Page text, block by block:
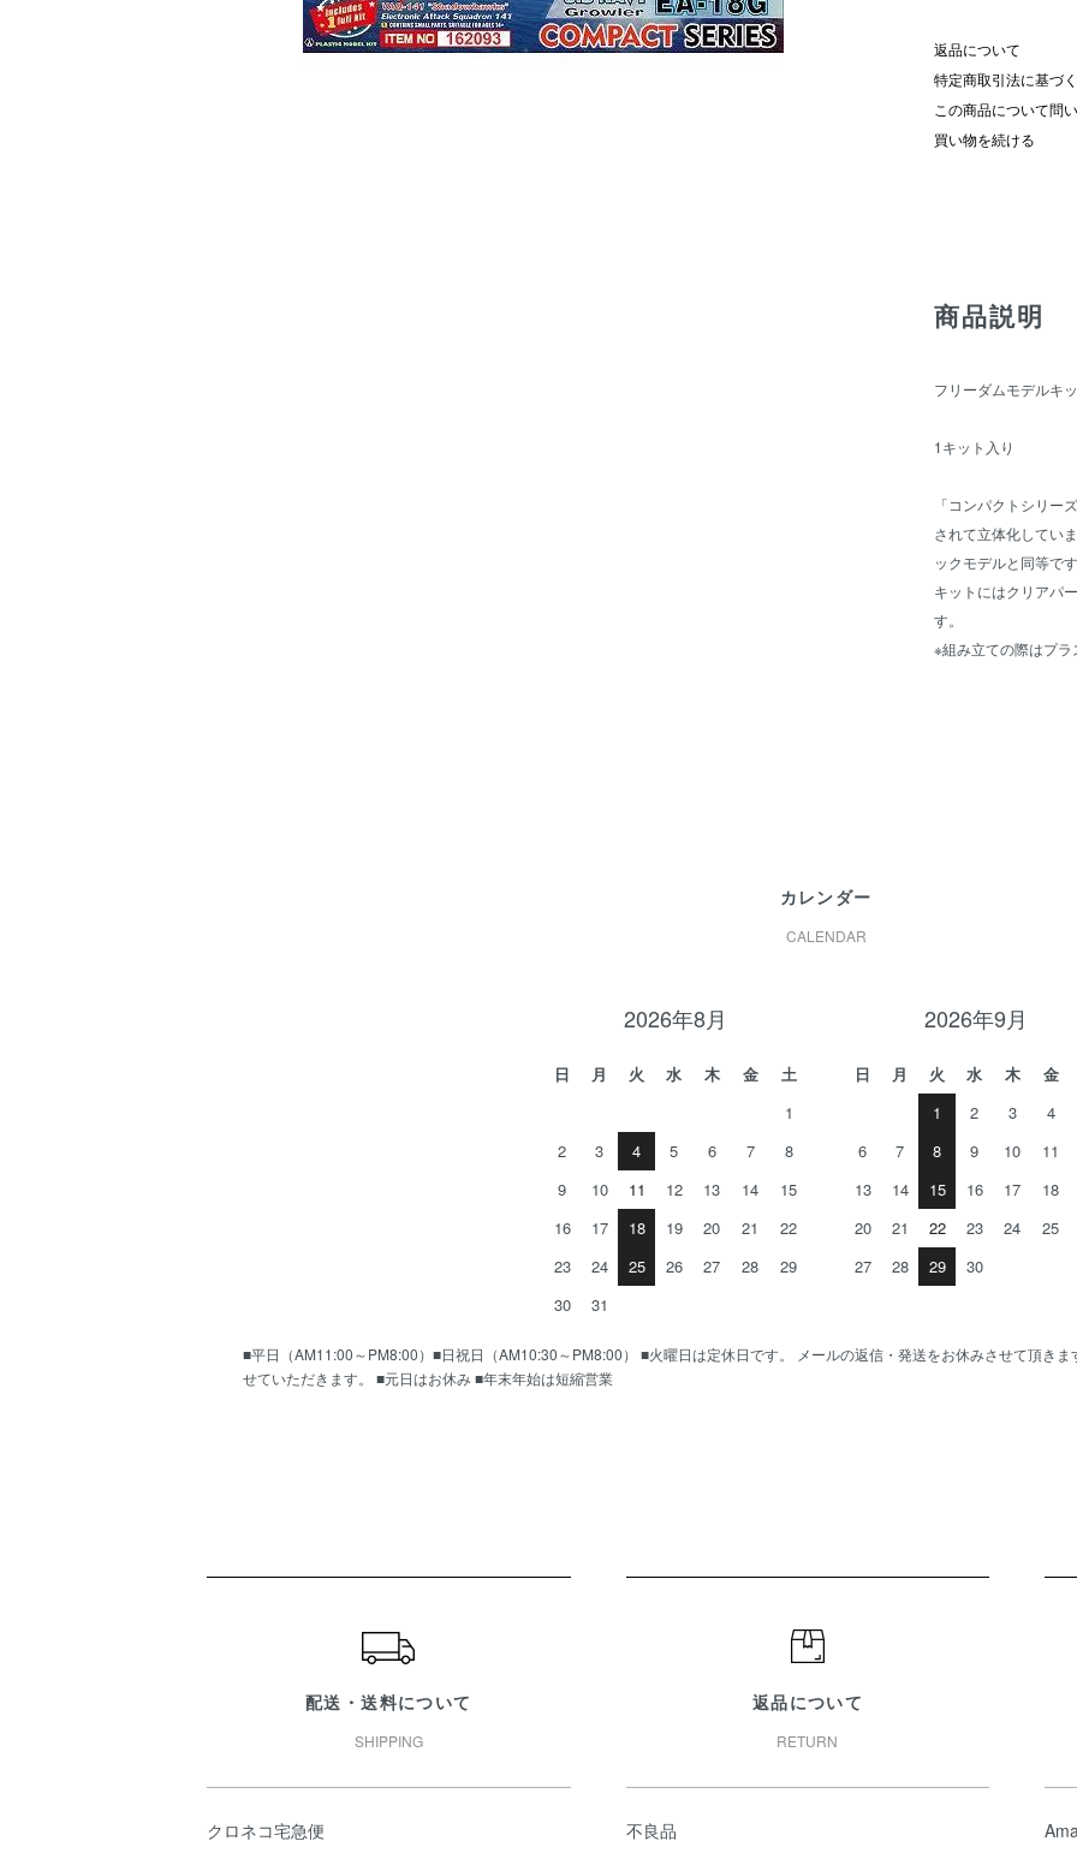
返品について
特定商取引法に基づ
この商品について問
買い物を続ける
商品説明
フリーダムモデルキ
1キット入り
「コンパクトシリー
されて立体化してい
ックモデルと同等です
キットにはクリアパ
す。
※組み立ての際はプラ
カレンダー
CALENDAR
2026年8月
日 月 火 水 木 金
土
1
2
3 4 5 6 7
8
9
10 11 12 13 14
15
16
17 18 19 20 21
22
23
24 25 26 27 28
29
30
31
2026年9月
日 月 火 水 木 金
1
2 3 4
6
7 8 9 10 11
13
14 15 16 17 18
20
21 22 23 24 25
27
28 29 30
■平日（AM11:00～PM8:00）■日祝日（AM10:30～PM8:00） ■火曜日は定休日です。 メールの返信・発送をお休みさせて頂き
せていただきます。 ■元日はお休み ■年末年始は短縮営業
配送・送料について
SHIPPING
クロネコ宅急便
返品について
RETURN
不良品